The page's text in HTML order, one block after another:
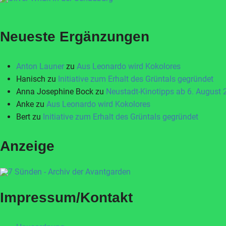
Neueste Ergänzungen
Anton Launer zu Aus Leonardo wird Kokolores
Hanisch zu Initiative zum Erhalt des Grüntals gegründet
Anna Josephine Bock zu Neustadt-Kinotipps ab 6. August
Anke zu Aus Leonardo wird Kokolores
Bert zu Initiative zum Erhalt des Grüntals gegründet
Anzeige
Impressum/Kontakt